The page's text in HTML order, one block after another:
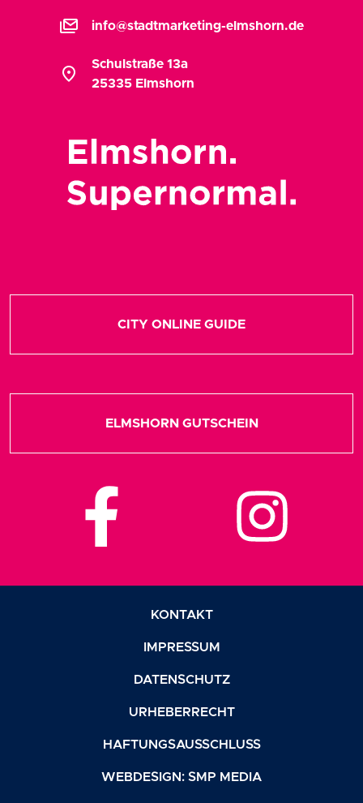
stacked_email info@stadtmarketing-elmshorn.de
location_on
Schulstraße 13a
25335 Elmshorn
CITY ONLINE GUIDE
ELMSHORN GUTSCHEIN
KONTAKT
IMPRESSUM
DATENSCHUTZ
URHEBERRECHT
HAFTUNGSAUSSCHLUSS
WEBDESIGN: SMP MEDIA